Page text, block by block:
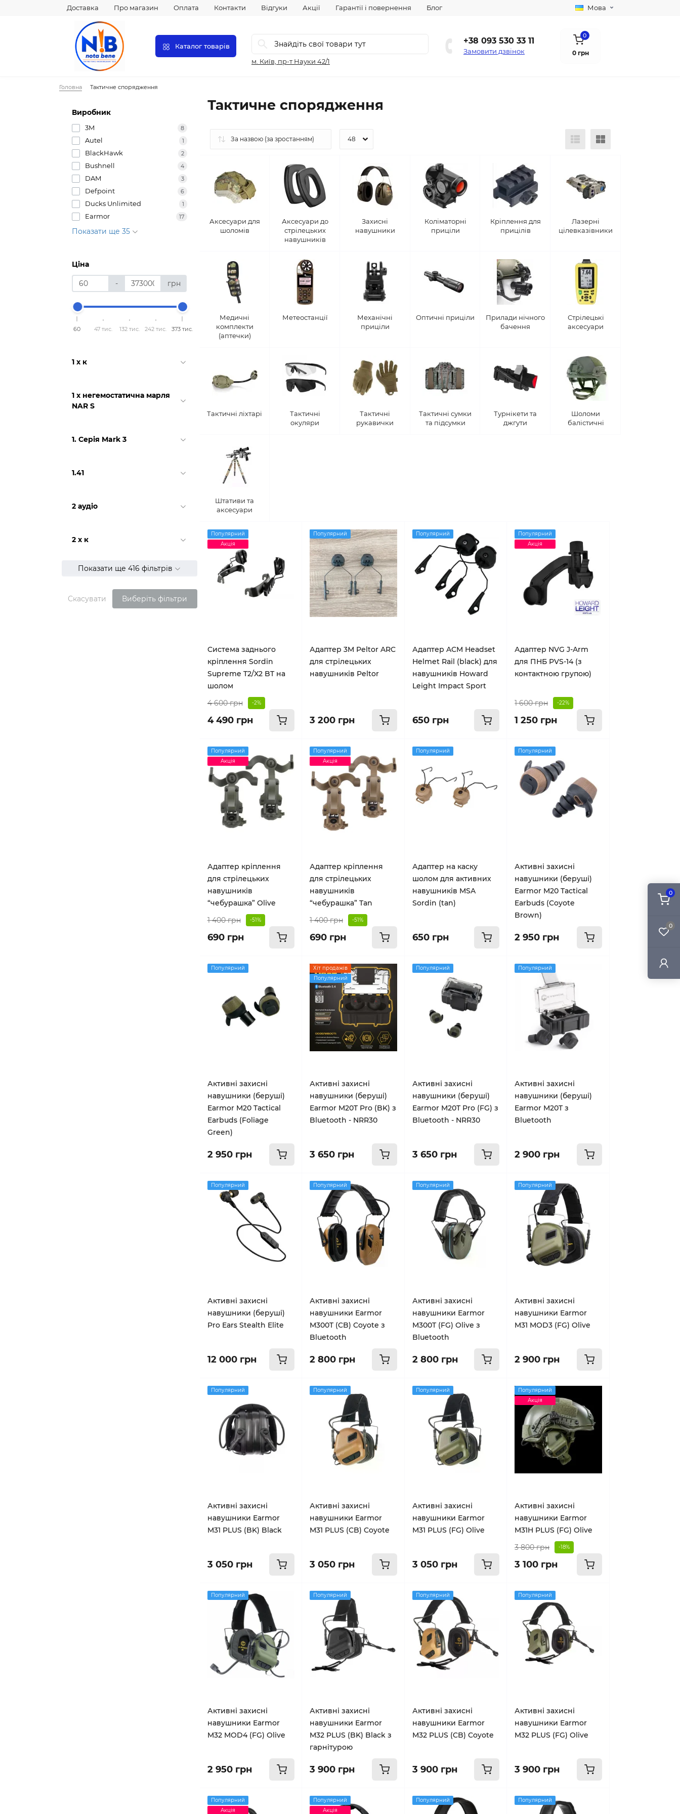
0
0
Доставка Про магазин Оплата Контакти Відгуки Акції Гарантії і повернення Блог Мова
Каталог товарів
м. Київ, пр-т Науки 42/1
+38 093 530 33 11
Замовити дзвінок
0
0 грн
Головна Тактичне спорядження
Виробник
3M 8
Autel 1
BlackHawk 2
Bushnell 4
DAM 3
Defpoint 6
Ducks Unlimited 1
Earmor 17
Показати ще 35
Ціна
- грн
60 47 тис. 132 тис. 242 тис. 373 тис.
1 x к
1 x негемостатична марля
NAR S
1. Серія Mark 3
1.41
2 аудіо
2 х к
Показати ще 416 фільтрів
Скасувати Виберіть фільтри
Тактичне спорядження
Аксесуари для
шоломів
Аксесуари до
стрілецьких
навушників
Захисні
навушники
Коліматорні
приціли
Кріплення для
прицілів
Лазерні
цілевказівники
Медичні
комплекти
(аптечки)
Метеостанції
Механічні
приціли
Оптичні приціли
Прилади нічного
бачення
Стрілецькі
аксесуари
Тактичні ліхтарі
Тактичні
окуляри
Тактичні
рукавички
Тактичні сумки
та підсумки
Турнікети та
джгути
Шоломи
балістичні
Штативи та
аксесуари
Популярний
Акція
Cистема заднього
кріплення Sordin
Supreme T2/X2 BT на
шолом
4 600 грн
-2%
4 490 грн
Популярний
Адаптер 3M Peltor ARC
для стрілецьких
навушників Peltor
3 200 грн
Популярний
Адаптер ACM Headset
Helmet Rail (black) для
навушників Howard
Leight Impact Sport
650 грн
Популярний
Акція
Адаптер NVG J-Arm
для ПНБ PVS-14 (з
контактною групою)
1 600 грн -22%
1 250 грн
Популярний
Акція
Адаптер кріплення
для стрілецьких
навушників
“чебурашка” Olive
1 400 грн
-51%
690 грн
Популярний
Акція
Адаптер кріплення
для стрілецьких
навушників
“чебурашка” Tan
1 400 грн
-51%
690 грн
Популярний
Адаптер на каску
шолом для активних
навушників MSA
Sordin (tan)
650 грн
Популярний
Активні захисні
навушники (беруші)
Earmor M20 Tactical
Earbuds (Coyote
Brown)
2 950 грн
Популярний
Активні захисні
навушники (беруші)
Earmor M20 Tactical
Earbuds (Foliage
Green)
2 950 грн
Хіт продажів
Популярний
Активні захисні
навушники (беруші)
Earmor M20T Pro (BK) з
Bluetooth - NRR30
3 650 грн
Популярний
Активні захисні
навушники (беруші)
Earmor M20T Pro (FG) з
Bluetooth - NRR30
3 650 грн
Популярний
Активні захисні
навушники (беруші)
Earmor M20T з
Bluetooth
2 900 грн
Популярний
Активні захисні
навушники (беруші)
Pro Ears Stealth Elite
12 000 грн
Популярний
Активні захисні
навушники Earmor
M300T (CB) Coyote з
Bluetooth
2 800 грн
Популярний
Активні захисні
навушники Earmor
M300T (FG) Olive з
Bluetooth
2 800 грн
Популярний
Активні захисні
навушники Earmor
M31 MOD3 (FG) Olive
2 900 грн
Популярний
Активні захисні
навушники Earmor
M31 PLUS (BK) Black
3 050 грн
Популярний
Активні захисні
навушники Earmor
M31 PLUS (CB) Coyote
3 050 грн
Популярний
Активні захисні
навушники Earmor
M31 PLUS (FG) Olive
3 050 грн
Популярний
Акція
Активні захисні
навушники Earmor
M31H PLUS (FG) Olive
3 800 грн
-18%
3 100 грн
Популярний
Активні захисні
навушники Earmor
M32 MOD4 (FG) Olive
2 950 грн
Популярний
Активні захисні
навушники Earmor
M32 PLUS (BK) Black з
гарнітурою
3 900 грн
Популярний
Активні захисні
навушники Earmor
M32 PLUS (CB) Coyote
3 900 грн
Популярний
Активні захисні
навушники Earmor
M32 PLUS (FG) Olive
3 900 грн
Популярний
Акція
Популярний
Акція
Популярний Популярний